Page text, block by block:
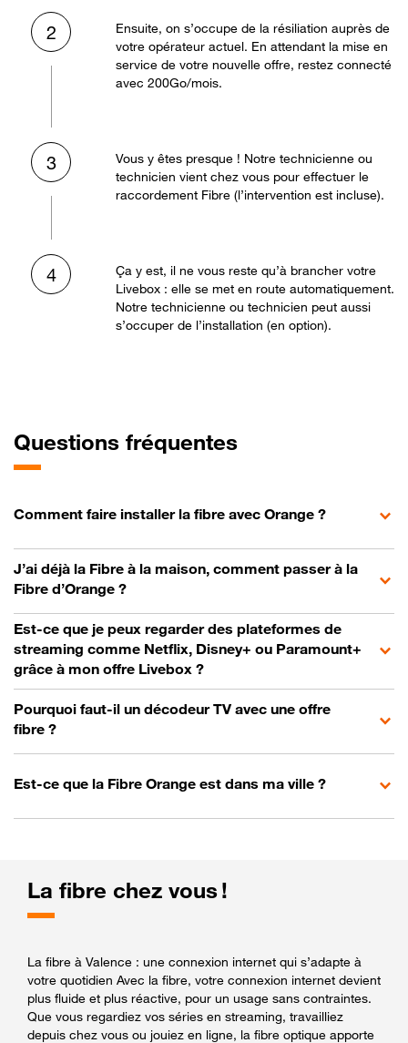
2
Ensuite, on s’occupe de la résiliation auprès de
votre opérateur actuel. En attendant la mise en
service de votre nouvelle offre, restez connecté
avec 200Go/mois.
3
Vous y êtes presque ! Notre technicienne ou
technicien vient chez vous pour effectuer le
raccordement Fibre (l’intervention est incluse).
4
Ça y est, il ne vous reste qu’à brancher votre
Livebox : elle se met en route automatiquement.
Notre technicienne ou technicien peut aussi
s’occuper de l’installation (en option).
Questions fréquentes
Comment faire installer la fibre avec Orange ?
J’ai déjà la Fibre à la maison, comment passer à la
Fibre d’Orange ?
Est-ce que je peux regarder des plateformes de
streaming comme Netflix, Disney+ ou Paramount+
grâce à mon offre Livebox ?
Pourquoi faut-il un décodeur TV avec une offre
fibre ?
Est-ce que la Fibre Orange est dans ma ville ?
La fibre chez vous !
La fibre à Valence : une connexion internet qui s’adapte à
votre quotidien Avec la fibre, votre connexion internet devient
plus fluide et plus réactive, pour un usage sans contraintes.
Que vous regardiez vos séries en streaming, travailliez
depuis chez vous ou jouiez en ligne, la fibre optique apporte